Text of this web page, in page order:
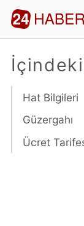
Hat Bilgileri
Güzergahı
Ücret